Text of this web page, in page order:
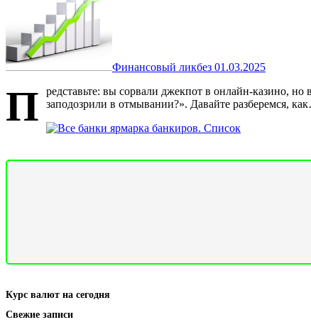
Финансовый ликбез 01.03.2025
П
редставьте: вы сорвали джекпот в онлайн-казино,
заподозрили в отмывании?». Давайте разберемся,
Курс валют на сегодня
Свежие записи